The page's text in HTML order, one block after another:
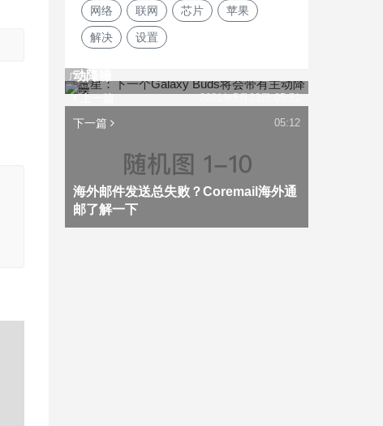
网络 联网 芯片 苹果
解决 设置
广告
上一篇
动降噪
2021年5月23日 05:51
下一篇
海外邮件发送总失败？Coremail海外通
邮了解一下
05:12